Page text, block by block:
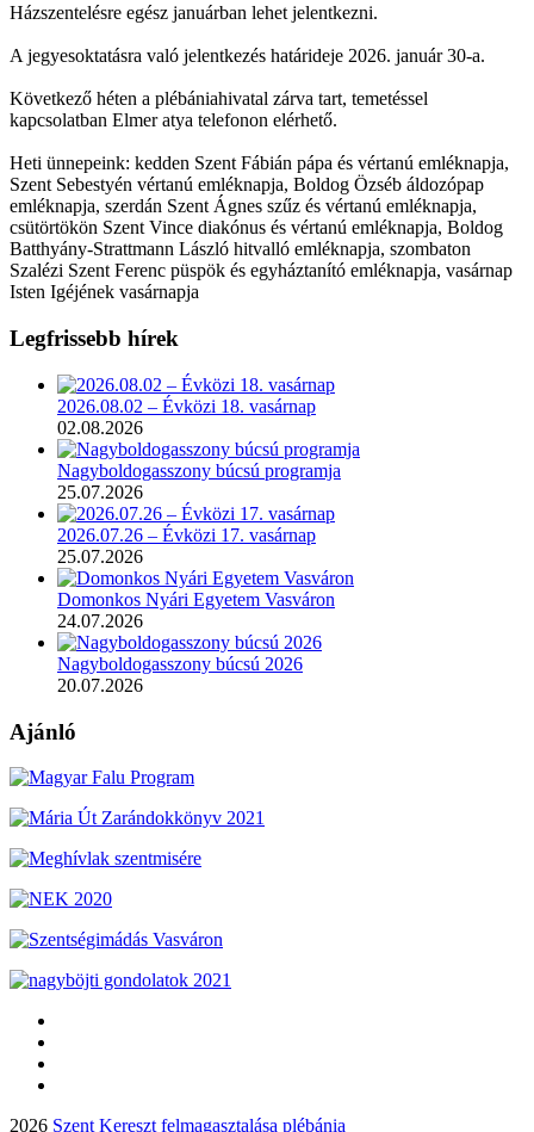
Házszentelésre egész januárban lehet jelentkezni.
A jegyesoktatásra való jelentkezés határideje 2026. január 30-a.
Következő héten a plébániahivatal zárva tart, temetéssel
kapcsolatban Elmer atya telefonon elérhető.
Heti ünnepeink: kedden Szent Fábián pápa és vértanú emléknapja,
Szent Sebestyén vértanú emléknapja, Boldog Özséb áldozópap
emléknapja, szerdán Szent Ágnes szűz és vértanú emléknapja,
csütörtökön Szent Vince diakónus és vértanú emléknapja, Boldog
Batthyány-Strattmann László hitvalló emléknapja, szombaton
Szalézi Szent Ferenc püspök és egyháztanító emléknapja, vasárnap
Isten Igéjének vasárnapja
Legfrissebb hírek
2026.08.02 – Évközi 18. vasárnap
02.08.2026
Nagyboldogasszony búcsú programja
25.07.2026
2026.07.26 – Évközi 17. vasárnap
25.07.2026
Domonkos Nyári Egyetem Vasváron
24.07.2026
Nagyboldogasszony búcsú 2026
20.07.2026
Ajánló
2026 Szent Kereszt felmagasztalása plébánia